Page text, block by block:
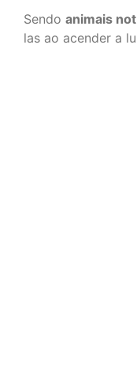
Sendo animais
las ao acender a